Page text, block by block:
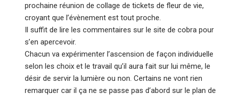
prochaine réunion de collage de tickets de fleur de vie,
croyant que l’évènement est tout proche.
Il suffit de lire les commentaires sur le site de cobra pour
s’en apercevoir.
Chacun va expérimenter l’ascension de façon individuelle
selon les choix et le travail qu’il aura fait sur lui même, le
désir de servir la lumière ou non. Certains ne vont rien
remarquer car il ça ne se passe pas d’abord sur le plan de